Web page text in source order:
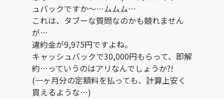
ュバックですか～…ムムム…
これは、タブーな質問なのかも競れません
が…
違約金が9,975円ですよね。
キャッシュバックで30,000円もらって、即解
約…っていうのはアリなんでしょうか?!
(一ヶ月分の定額料を払っても、計算上安く
買えるような…)